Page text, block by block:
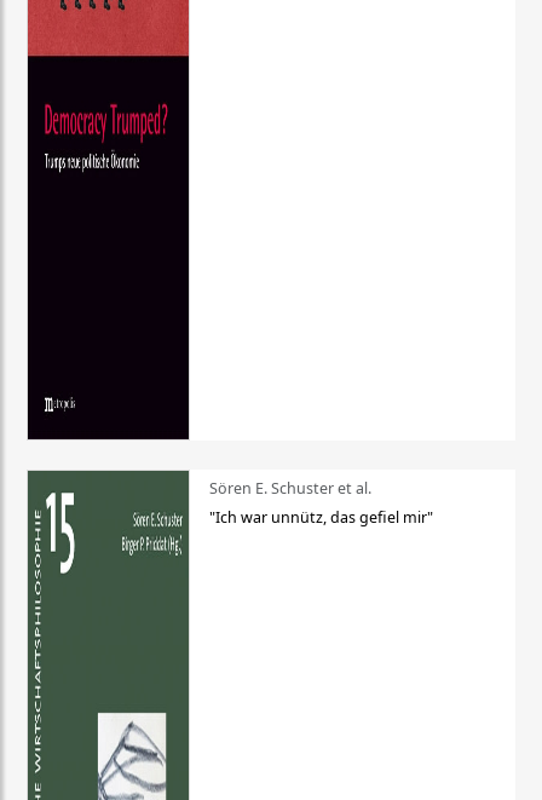
Sören E. Schuster et al.
"Ich war unnütz, das gefiel mir"